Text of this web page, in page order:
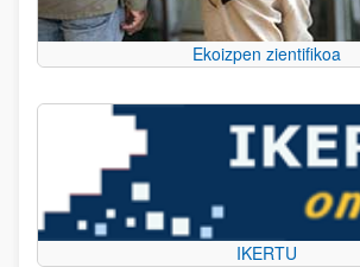
Ekoizpen zientifikoa
IKERTU